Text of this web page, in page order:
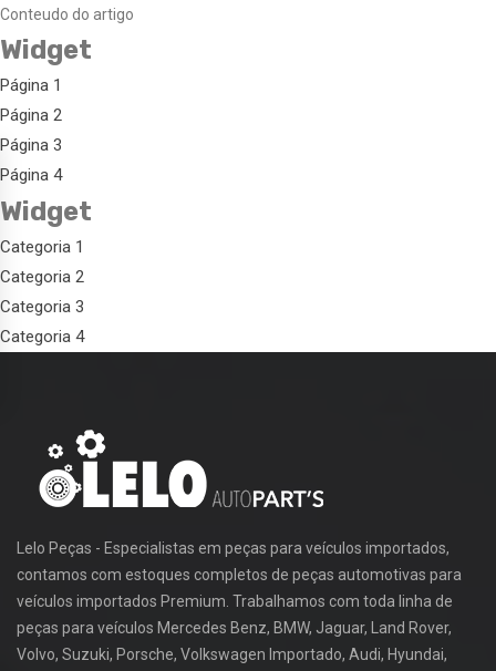
Conteudo do artigo
Widget
Página 1
Página 2
Página 3
Página 4
Widget
Categoria 1
Categoria 2
Categoria 3
Categoria 4
Lelo Peças - Especialistas em peças para veículos importados,
contamos com estoques completos de peças automotivas para
veículos importados Premium. Trabalhamos com toda linha de
peças para veículos Mercedes Benz, BMW, Jaguar, Land Rover,
Volvo, Suzuki, Porsche, Volkswagen Importado, Audi, Hyundai,